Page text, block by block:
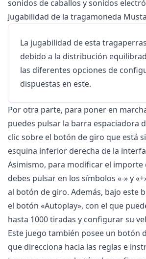
sonidos de caballos y sonidos
Jugabilidad de la tragamoneda
La jugabilidad de esta
debido a la distribución
las diferentes opciones de
dispuestas en este.
Por otra parte, para poner en
puedes pulsar la barra espaciadora
clic sobre el botón de giro que está
esquina inferior derecha de la
Asimismo, para modificar el importe
debes pulsar en los símbolos «-» y
al botón de giro. Además, bajo este
el botón «Autoplay», con el que
hasta 1000 tiradas y configurar su
Este juego también posee un botón
que direcciona hacia las reglas e